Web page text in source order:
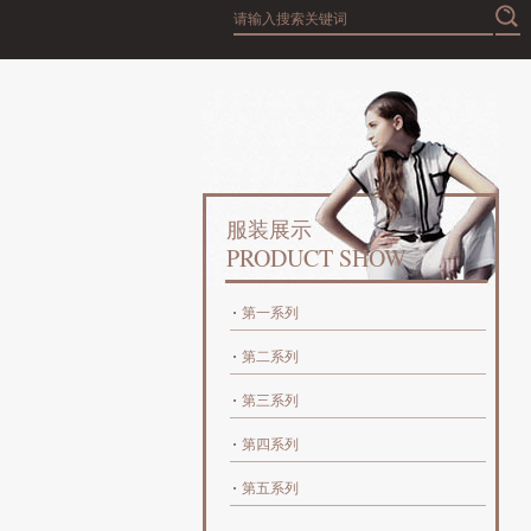
服装展示
PRODUCT SHOW
第一系列
第二系列
第三系列
第四系列
第五系列